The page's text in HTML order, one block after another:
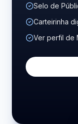
Selo de
Carteirinha
Ver perfil de